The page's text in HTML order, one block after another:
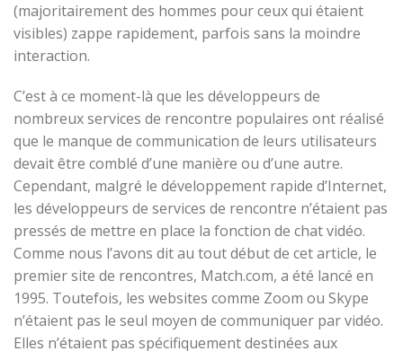
(majoritairement des hommes pour ceux qui étaient
visibles) zappe rapidement, parfois sans la moindre
interaction.
C’est à ce moment-là que les développeurs de
nombreux services de rencontre populaires ont réalisé
que le manque de communication de leurs utilisateurs
devait être comblé d’une manière ou d’une autre.
Cependant, malgré le développement rapide d’Internet,
les développeurs de services de rencontre n’étaient pas
pressés de mettre en place la fonction de chat vidéo.
Comme nous l’avons dit au tout début de cet article, le
premier site de rencontres, Match.com, a été lancé en
1995. Toutefois, les websites comme Zoom ou Skype
n’étaient pas le seul moyen de communiquer par vidéo.
Elles n’étaient pas spécifiquement destinées aux